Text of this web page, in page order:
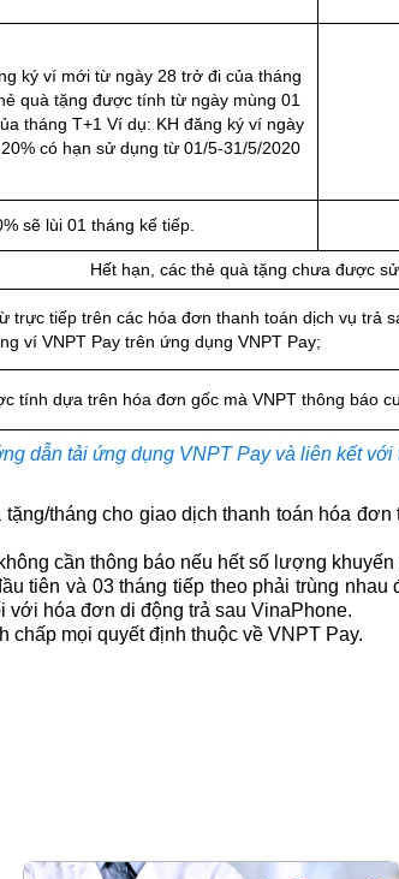
ký ví mới từ ngày 28 trở đi của tháng
quà tặng được tính từ ngày mùng 01
tháng T+1 Ví dụ: KH đăng ký ví ngày
có hạn sử dụng từ 01/5-31/5/2020
sẽ lùi 01 tháng kế tiếp.
Hết hạn, các thẻ quà tặng chưa được
trực tiếp trên các hóa đơn thanh toán dịch vụ trả
ví VNPT Pay trên ứng dụng VNPT Pay;
tính dựa trên hóa đơn gốc mà VNPT thông báo
dẫn tải ứng dụng VNPT Pay và liên kết
tháng cho giao dịch thanh toán hóa
cần thông báo nếu hết số lượng khuyến
tiên và 03 tháng tiếp theo phải trùng nhau
hóa đơn di động trả sau VinaPhone.
chấp mọi quyết định thuộc về VNPT Pay.